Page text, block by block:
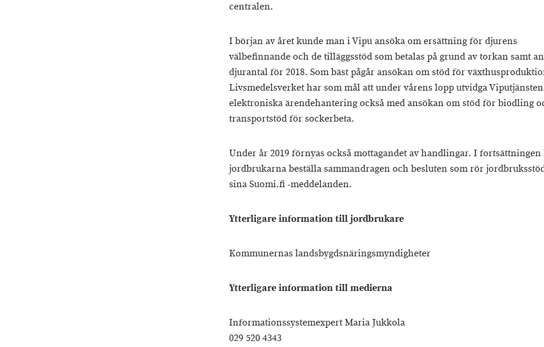
centralen.
I början av året kunde man i Vipu ansöka om ersättning för djurens
välbefinnande och de tilläggsstöd som betalas på grund av torkan samt
djurantal för 2018. Som bäst pågår ansökan om stöd för
Livsmedelsverket har som mål att under vårens lopp utvidga
elektroniska ärendehantering också med ansökan om stöd för biodling
transportstöd för sockerbeta.
Under år 2019 förnyas också mottagandet av handlingar. I fortsättningen
jordbrukarna beställa sammandragen och besluten som rör
sina Suomi.fi -meddelanden.
Ytterligare information till jordbrukare
Kommunernas landsbygdsnäringsmyndigheter
Ytterligare information till medierna
Informationssystemexpert Maria Jukkola
029 520 4343